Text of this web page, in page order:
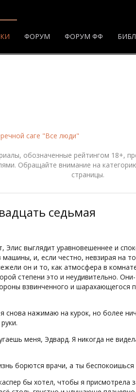
ФОРУМ ФОРУМ ФФ
саге "Все люди"
обозначенные рейтингом 18+,
Обращайте внимание на
страницы.
седьмая
выглядит уравновешеннее и
машины, и, если честно, невзирая на
он и то, как атмосфера в
степени это и неудивительно.
взвинченного и шарахающегося
снова нажимаю на курок, но более
меня, Эдвард. Я никогда не
борются врачи, а ты
бы хотел, чтобы я присмотрела